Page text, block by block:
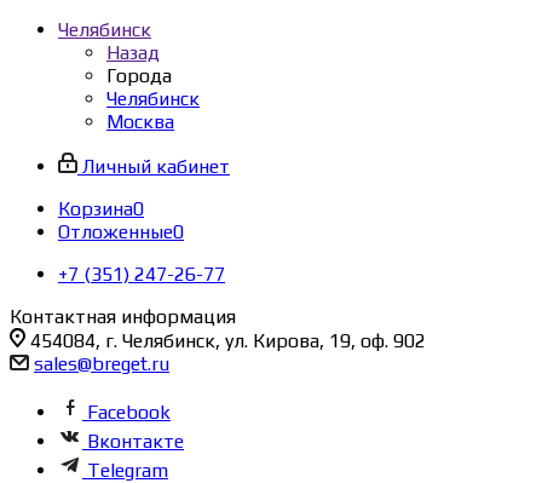
Челябинск
Назад
Города
Челябинск
Москва
Личный кабинет
Корзина0
Отложенные0
+7 (351) 247-26-77
Контактная информация
454084, г. Челябинск, ул. Кирова, 19, оф. 902
sales@breget.ru
Facebook
Вконтакте
Telegram